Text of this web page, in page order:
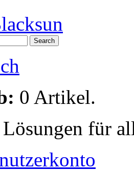
Search
0 Artikel.
für